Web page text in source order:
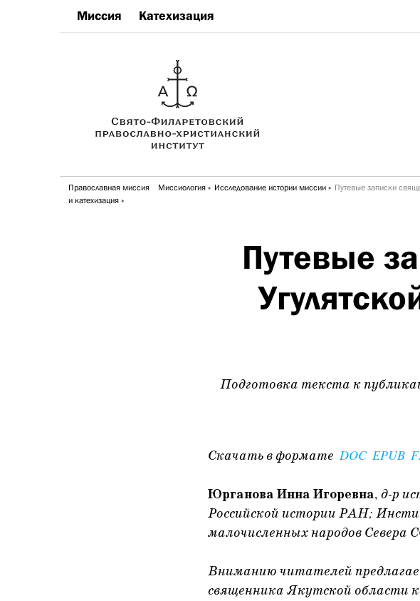
Миссия Катехизация
Православная миссия
и катехизация
Миссиология Исследование истории миссии Путевые записки
Путевые
Подготовка текста к
Скачать в формате DOC EPUB
Юрганова Инна Игоревна, д-р
Российской истории РАН;
малочисленных народов
Вниманию читателей
священника Якутской области